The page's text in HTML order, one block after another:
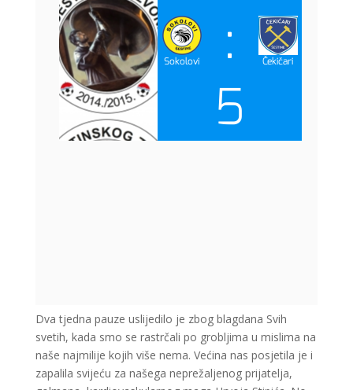
Dva tjedna pauze uslijedilo je zbog blagdana Svih
svetih, kada smo se rastrčali po grobljima u mislima na
naše najmilije kojih više nema. Većina nas posjetila je i
zapalila svijeću za našega neprežaljenog prijatelja,